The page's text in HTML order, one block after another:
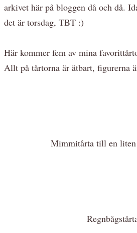
arkivet här på bloggen då och då.
det är torsdag, TBT :)
Här kommer fem av mina
Allt på tårtorna är ätbart, figurerna
Mimmitårta till en